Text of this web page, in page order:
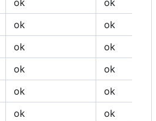
ok ok
ok ok
ok ok
ok ok
ok ok
ok ok